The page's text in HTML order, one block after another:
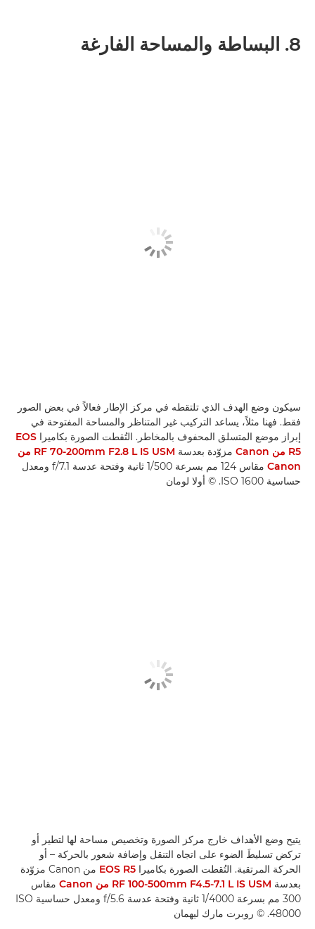
8. البساطة والمساحة الفارغة
سيكون وضع الهدف الذي تلتقطه في مركز الإطار فعالاً في بعض الصور
فقط. فهنا مثلاً، يساعد التركيب غير المتناظر والمساحة المفتوحة في
إبراز موضع المتسلق المحفوف بالمخاطر. التُقطت الصورة بكاميرا EOS
R5 من Canon
مزوّدة بعدسة
RF 70-200mm F2.8 L IS USM من
Canon
مقاس 124 مم بسرعة 1/500 ثانية وفتحة عدسة f/7.1 ومعدل
حساسية ISO 1600. © أولا لومان
يتيح وضع الأهداف خارج مركز الصورة وتخصيص مساحة لها لتطير أو
تركض تسليطَ الضوء على اتجاه التنقل وإضافة شعور بالحركة – أو
الحركة المرتقبة. التُقطت الصورة بكاميرا EOS R5
من Canon مزوّدة
بعدسة RF 100-500mm F4.5-7.1 L IS USM من Canon
مقاس
300 مم بسرعة 1/4000 ثانية وفتحة عدسة f/5.6 ومعدل حساسية ISO
48000. © روبرت مارك ليهمان